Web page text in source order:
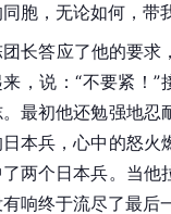
同胞，无论如何，带
团长答应了他的要求
来，说：“不要紧！
最初他还勉强地忍
日本兵，心中的怒火
两个日本兵。当他
响终于流尽了最后